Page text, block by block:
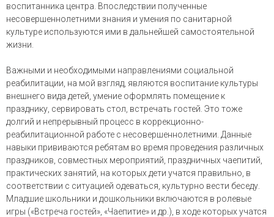
воспитанника центра. Впоследствии полученные
несовершеннолетними знания и умения по санитарной
культуре используются ими в дальнейшей самостоятельной
жизни.
Важными и необходимыми направлениями социальной
реабилитации, на мой взгляд, являются воспитание культуры
внешнего вида детей, умение оформлять помещение к
празднику, сервировать стол, встречать гостей. Это тоже
долгий и непрерывный процесс в коррекционно-
реабилитационной работе с несовершеннолетними. Данные
навыки прививаются ребятам во время проведения различных
праздников, совместных мероприятий, праздничных чаепитий,
практических занятий, на которых дети учатся правильно, в
соответствии с ситуацией одеваться, культурно вести беседу.
Младшие школьники и дошкольники включаются в ролевые
игры («Встреча гостей», «Чаепитие» и др.), в ходе которых учатся